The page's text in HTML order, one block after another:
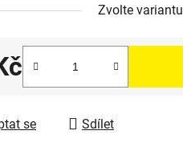
Zvolte variantu
se Sdílet